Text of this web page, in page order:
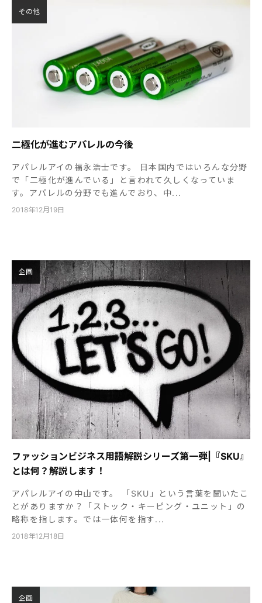
その他
二極化が進むアパレルの今後
アパレルアイの福永浩士です。 日本国内ではいろんな分野
で「二極化が進んでいる」と言われて久しくなっていま
す。アパレルの分野でも進んでおり、中...
2018年12月19日
企画
ファッションビジネス用語解説シリーズ第一弾|『SKU』
とは何？解説します！
アパレルアイの中山です。 「SKU」という言葉を聞いたこ
とがありますか？「ストック・キーピング・ユニット」の
略称を指します。では一体何を指す...
2018年12月18日
企画